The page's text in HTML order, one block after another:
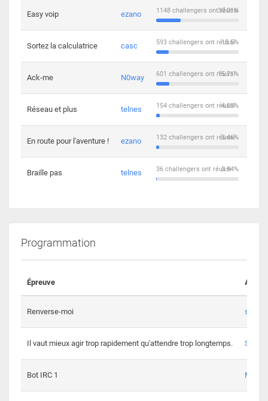
Easy voip ezano 30.01%
1148 challengers ont réussi
Sortez la calculatrice casc 15.5%
593 challengers ont réussi
Ack-me N0way 15.71%
601 challengers ont réussi
Réseau et plus telnes 4.03%
154 challengers ont réussi
En route pour l'aventure ! ezano 3.46%
132 challengers ont réussi
Braille pas telnes 0.94%
36 challengers ont réussi
Programmation
Épreuve Auteur
Renverse-moi s3th
Il vaut mieux agir trop rapidement qu'attendre trop longtemps. Spl3en
Bot IRC 1